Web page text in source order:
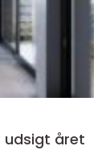
udsigt året